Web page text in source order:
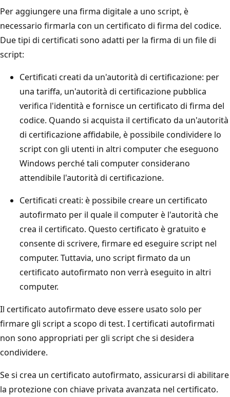
Per aggiungere una firma digitale a uno script, è
necessario firmarla con un certificato di firma del codice.
Due tipi di certificati sono adatti per la firma di un file di
script:
Certificati creati da un'autorità di certificazione: per
una tariffa, un'autorità di certificazione pubblica
verifica l'identità e fornisce un certificato di firma del
codice. Quando si acquista il certificato da un'autorità
di certificazione affidabile, è possibile condividere lo
script con gli utenti in altri computer che eseguono
Windows perché tali computer considerano
attendibile l'autorità di certificazione.
Certificati creati: è possibile creare un certificato
autofirmato per il quale il computer è l'autorità che
crea il certificato. Questo certificato è gratuito e
consente di scrivere, firmare ed eseguire script nel
computer. Tuttavia, uno script firmato da un
certificato autofirmato non verrà eseguito in altri
computer.
Il certificato autofirmato deve essere usato solo per
firmare gli script a scopo di test. I certificati autofirmati
non sono appropriati per gli script che si desidera
condividere.
Se si crea un certificato autofirmato, assicurarsi di abilitare
la protezione con chiave privata avanzata nel certificato.